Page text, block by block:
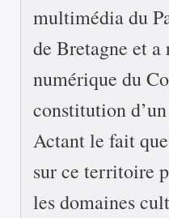
multimédia du
de Bretagne et
numérique du
constitution
Actant le fait
sur ce territoire
les domaines